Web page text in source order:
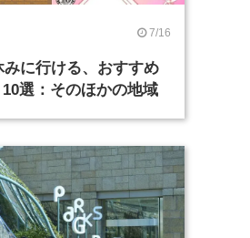
7/16
みに行ける、おすすめ
選：そのほかの地域